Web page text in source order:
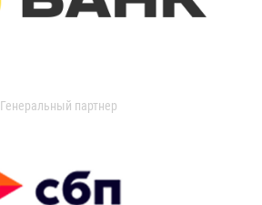
Генеральный партнер